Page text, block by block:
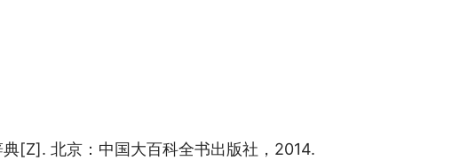
[Z]. 北京：中国大百科全书出版社，2014.